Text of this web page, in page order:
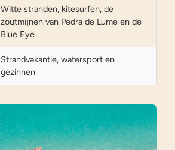
Witte stranden, kitesurfen, de
zoutmijnen van Pedra de Lume en de
Blue Eye
Strandvakantie, watersport en
gezinnen